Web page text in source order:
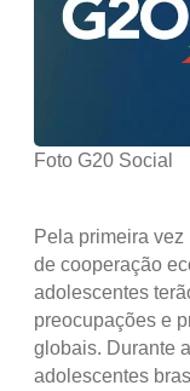
Foto G20 Social
Pela primeira
de cooperação
adolescentes
preocupações e
globais. Durante
adolescentes